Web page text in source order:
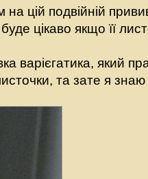
цій подвійній
цікаво якщо її
варієгатика, який
та зате я